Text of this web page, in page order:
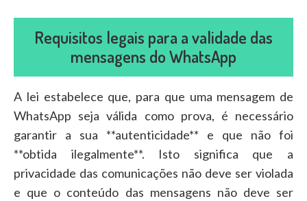
Requisitos legais para a validade das
mensagens do WhatsApp
A lei estabelece que, para que uma mensagem de
WhatsApp seja válida como prova, é necessário
garantir a sua **autenticidade** e que não foi
**obtida ilegalmente**. Isto significa que a
privacidade das comunicações não deve ser violada
e que o conteúdo das mensagens não deve ser